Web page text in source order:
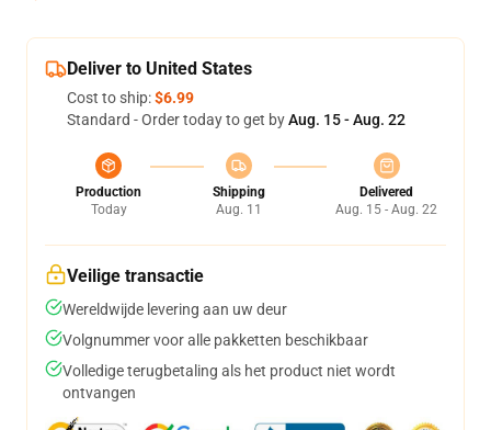
Deliver to United States
Cost to ship:$6.99
Standard - Order today to get byAug. 15 - Aug. 22
Production
Today
Shipping
Aug. 11
Delivered
Aug. 15 - Aug. 22
Veilige transactie
Wereldwijde levering aan uw deur
Volgnummer voor alle pakketten beschikbaar
Volledige terugbetaling als het product niet wordt
ontvangen